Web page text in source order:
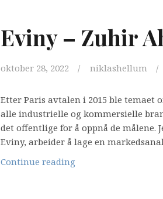
Eviny – Zuhir
oktober 28, 2022 niklashellum
Etter Paris avtalen i 2015 ble
alle industrielle og kommersielle
det offentlige for å oppnå de målene.
Eviny, arbeider å lage en
Continue reading